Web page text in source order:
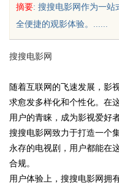
uz
摘要: 搜搜电影网作为一站
全便捷的观影体验。......
搜搜电影网
随着互联网的飞速发展，影
求愈发多样化和个性化。在
用户的青睐，成为影视爱好
搜搜电影网致力于打造一个
永存的电视剧，用户都能在
合规。
用户体验上，搜搜电影网拥
花钱，ai却